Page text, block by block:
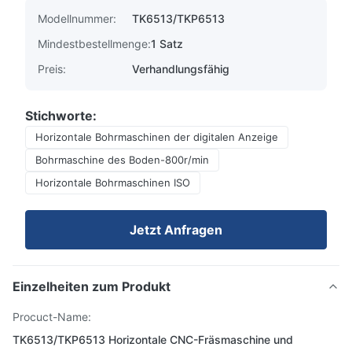
Modellnummer:
TK6513/TKP6513
Mindestbestellmenge:1 Satz
Preis:
Verhandlungsfähig
Stichworte:
Horizontale Bohrmaschinen der digitalen Anzeige
Bohrmaschine des Boden-800r/min
Horizontale Bohrmaschinen ISO
Jetzt Anfragen
Einzelheiten zum Produkt
Procuct-Name:
TK6513/TKP6513 Horizontale CNC-Fräsmaschine und